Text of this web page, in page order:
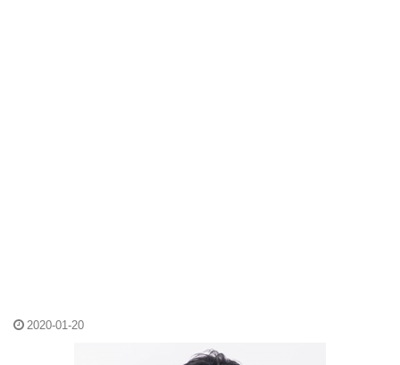
2020-01-20